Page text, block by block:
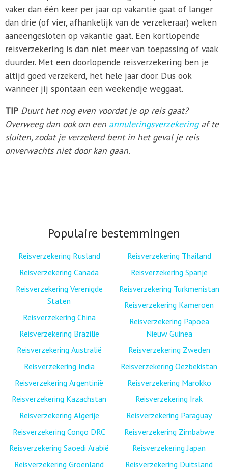
vaker dan één keer per jaar op vakantie gaat of langer
dan drie (of vier, afhankelijk van de verzekeraar) weken
aaneengesloten op vakantie gaat. Een kortlopende
reisverzekering is dan niet meer van toepassing of vaak
duurder. Met een doorlopende reisverzekering ben je
altijd goed verzekerd, het hele jaar door. Dus ook
wanneer jij spontaan een weekendje weggaat.
TIP Duurt het nog even voordat je op reis gaat?
Overweeg dan ook om een annuleringsverzekeringaf te
sluiten, zodat je verzekerd bent in het geval je reis
onverwachts niet door kan gaan.
Populaire bestemmingen
Reisverzekering Rusland
Reisverzekering Canada
Reisverzekering Verenigde
Staten
Reisverzekering China
Reisverzekering Brazilië
Reisverzekering Australië
Reisverzekering India
Reisverzekering Argentinië
Reisverzekering Kazachstan
Reisverzekering Algerije
Reisverzekering Congo DRC
Reisverzekering Saoedi Arabië
Reisverzekering Groenland
Reisverzekering Thailand
Reisverzekering Spanje
Reisverzekering Turkmenistan
Reisverzekering Kameroen
Reisverzekering Papoea
Nieuw Guinea
Reisverzekering Zweden
Reisverzekering Oezbekistan
Reisverzekering Marokko
Reisverzekering Irak
Reisverzekering Paraguay
Reisverzekering Zimbabwe
Reisverzekering Japan
Reisverzekering Duitsland